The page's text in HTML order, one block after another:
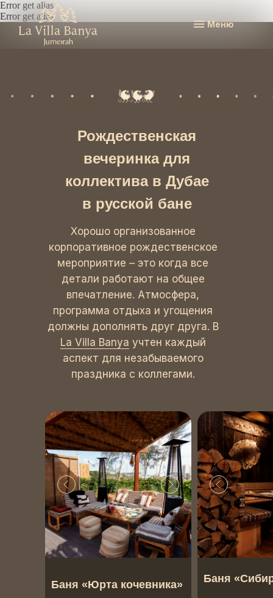
Меню
Error get alias
Error get alias
Рождественская
вечеринка для
коллектива в Дубае
в русской бане
Хорошо организованное
корпоративное рождественское
мероприятие – это когда все
детали работают на общее
впечатление. Атмосфера,
программа отдыха и угощения
должны дополнять друг друга. В
La Villa Banya учтен каждый
аспект для незабываемого
праздника с коллегами.
Баня
Баня «Юрта кочевника»